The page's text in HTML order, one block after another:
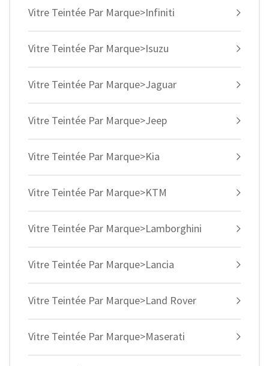
Vitre Teintée Par Marque>Infiniti
Vitre Teintée Par Marque>Isuzu
Vitre Teintée Par Marque>Jaguar
Vitre Teintée Par Marque>Jeep
Vitre Teintée Par Marque>Kia
Vitre Teintée Par Marque>KTM
Vitre Teintée Par Marque>Lamborghini
Vitre Teintée Par Marque>Lancia
Vitre Teintée Par Marque>Land Rover
Vitre Teintée Par Marque>Maserati